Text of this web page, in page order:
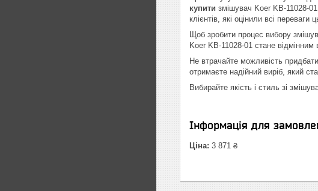
купити змішувач Koer KB-11028-
клієнтів, які оцінили всі переваги
Щоб зробити процес вибору
Koer KB-11028-01 стане
Не втрачайте можливість
отримаєте надійний виріб, який
Вибирайте якість і стиль зі
Інформація для
Ціна: 3 871 ₴